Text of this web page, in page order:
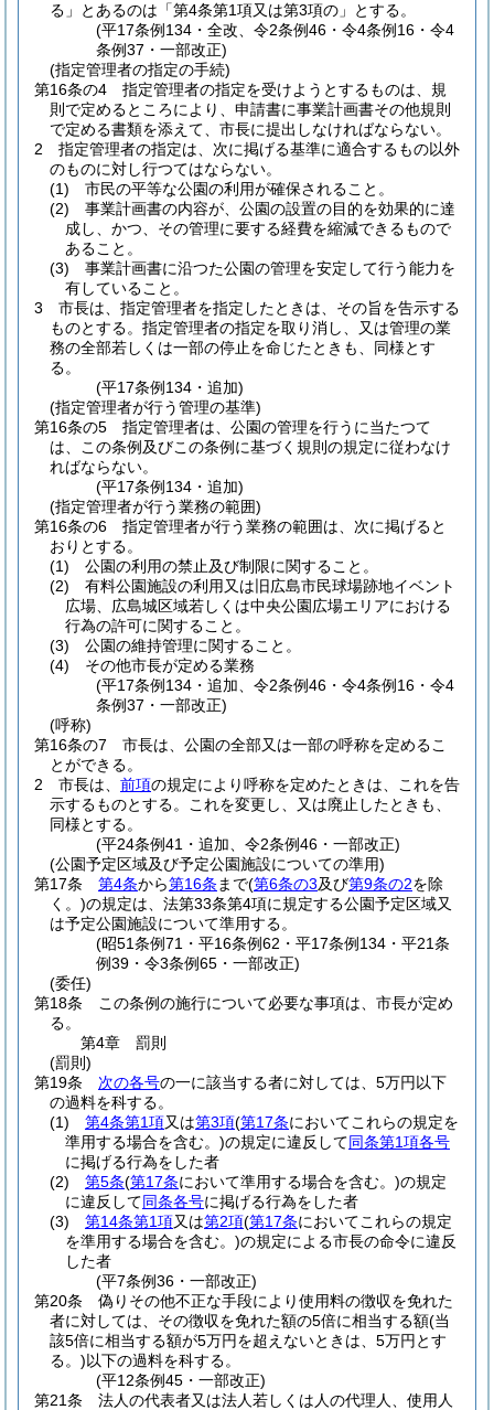
る」とあるのは「第4条第1項又は第3項の」とする。
(平17条例134・全改、令2条例46・令4条例16・令4
条例37・一部改正)
(指定管理者の指定の手続)
第16条の4
指定管理者の指定を受けようとするものは、規
則で定めるところにより、申請書に事業計画書その他規則
で定める書類を添えて、市長に提出しなければならない。
2
指定管理者の指定は、次に掲げる基準に適合するもの以外
のものに対し行つてはならない。
(1)
市民の平等な公園の利用が確保されること。
(2)
事業計画書の内容が、公園の設置の目的を効果的に達
成し、かつ、その管理に要する経費を縮減できるもので
あること。
(3)
事業計画書に沿つた公園の管理を安定して行う能力を
有していること。
3
市長は、指定管理者を指定したときは、その旨を告示する
ものとする。 指定管理者の指定を取り消し、又は管理の業
務の全部若しくは一部の停止を命じたときも、同様とす
る。
(平17条例134・追加)
(指定管理者が行う管理の基準)
第16条の5
指定管理者は、公園の管理を行うに当たつて
は、この条例及びこの条例に基づく規則の規定に従わなけ
ればならない。
(平17条例134・追加)
(指定管理者が行う業務の範囲)
第16条の6
指定管理者が行う業務の範囲は、次に掲げると
おりとする。
(1)
公園の利用の禁止及び制限に関すること。
(2)
有料公園施設の利用又は旧広島市民球場跡地イベント
広場、広島城区域若しくは中央公園広場エリアにおける
行為の許可に関すること。
(3)
公園の維持管理に関すること。
(4)
その他市長が定める業務
(平17条例134・追加、令2条例46・令4条例16・令4
条例37・一部改正)
(呼称)
第16条の7
市長は、公園の全部又は一部の呼称を定めるこ
とができる。
2
市長は、 前項の規定により呼称を定めたときは、これを告
示するものとする。
これを変更し、又は廃止したときも、
同様とする。
(平24条例41・追加、令2条例46・一部改正)
(公園予定区域及び予定公園施設についての準用)
第17条
第4条から第16条 まで(第6条の3及び第9条の2を除
く。)の規定は、法第33条第4項に規定する公園予定区域又
は予定公園施設について準用する。
(昭51条例71・平16条例62・平17条例134・平21条
例39・令3条例65・一部改正)
(委任)
第18条
この条例の施行について必要な事項は、市長が定め
る。
第4章
罰則
(罰則)
第19条
次の各号の一に該当する者に対しては、5万円以下
の過料を科する。
(1)
第4条第1項又は第3項(第17条においてこれらの規定を
準用する場合を含む。)の規定に違反して同条第1項各号
に掲げる行為をした者
(2)
第5条(第17条において準用する場合を含む。)の規定
に違反して同条各号に掲げる行為をした者
(3)
第14条第1項又は第2項(第17条においてこれらの規定
を準用する場合を含む。)の規定による市長の命令に違反
した者
(平7条例36・一部改正)
第20条
偽りその他不正な手段により使用料の徴収を免れた
者に対しては、その徴収を免れた額の5倍に相当する額(当
該5倍に相当する額が5万円を超えないときは、5万円とす
る。)以下の過料を科する。
(平12条例45・一部改正)
第21条
法人の代表者又は法人若しくは人の代理人、使用人